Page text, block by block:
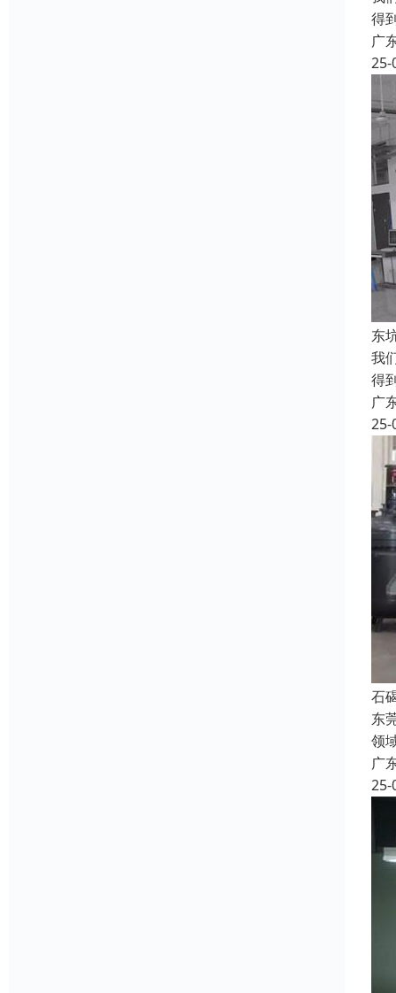
得
广
25-
东
我
得
广
25-
石
东
领
广
25-